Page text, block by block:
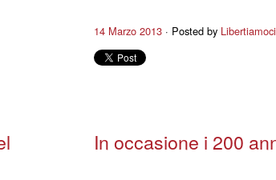
14 Marzo 2013 Posted by Libertiamoci
In occasione i 200